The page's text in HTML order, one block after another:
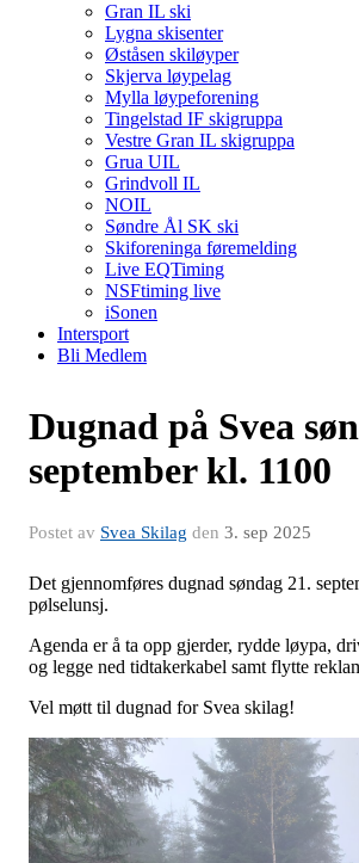
Gran IL ski
Lygna skisenter
Øståsen skiløyper
Skjerva løypelag
Mylla løypeforening
Tingelstad IF skigruppa
Vestre Gran IL skigruppa
Grua UIL
Grindvoll IL
NOIL
Søndre Ål SK ski
Skiforeninga føremelding
Live EQTiming
NSFtiming live
iSonen
Intersport
Bli Medlem
Dugnad på Svea
september kl. 1100
Postet av Svea Skilag den 3. sep 2025
Det gjennomføres dugnad søndag 21.
pølselunsj.
Agenda er å ta opp gjerder, rydde løypa,
og legge ned tidtakerkabel samt flytte
Vel møtt til dugnad for Svea skilag!